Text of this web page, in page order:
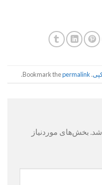
. Bookmark the
permalink
.
شد. بخش‌های موردنیاز